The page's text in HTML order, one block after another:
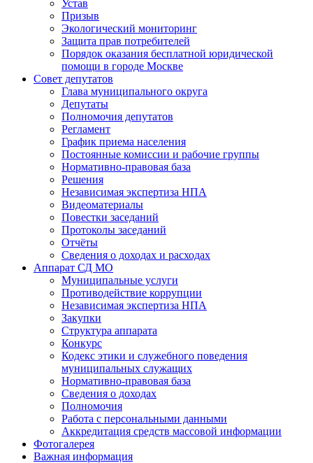
Устав
Призыв
Экологический мониторинг
Защита прав потребителей
Порядок оказания бесплатной юридической
помощи в городе Москве
Совет депутатов
Глава муниципального округа
Депутаты
Полномочия депутатов
Регламент
График приема населения
Постоянные комиссии и рабочие группы
Нормативно-правовая база
Решения
Независимая экспертиза НПА
Видеоматериалы
Повестки заседаний
Протоколы заседаний
Отчёты
Сведения о доходах и расходах
Аппарат СД МО
Муниципальные услуги
Противодействие коррупции
Независимая экспертиза НПА
Закупки
Структура аппарата
Конкурс
Кодекс этики и служебного поведения
муниципальных служащих
Нормативно-правовая база
Сведения о доходах
Полномочия
Работа с персональными данными
Аккредитация средств массовой информации
Фотогалерея
Важная информация